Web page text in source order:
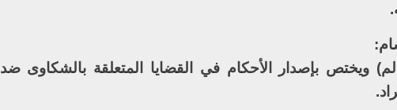
بإصدار الأحكام في القضايا المتعلقة بالشكاوى ضد